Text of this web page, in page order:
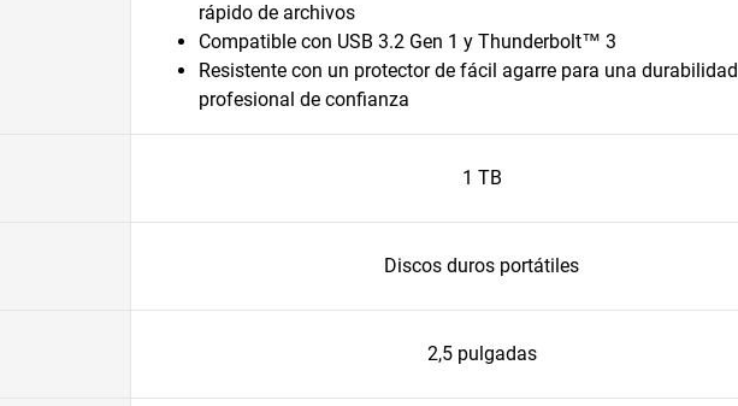
rápido de archivos
Compatible con USB 3.2 Gen 1 y Thunderbolt™ 3
Resistente con un protector de fácil agarre para una durabilidad
profesional de confianza
1 TB
Discos duros portátiles
2,5 pulgadas